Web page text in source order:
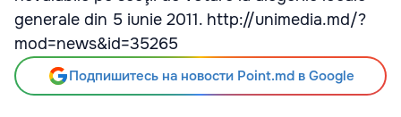
generale din 5 iunie 2011. http://unimedia.md/?
mod=news&id=35265
Подпишитесь на новости Point.md в Google